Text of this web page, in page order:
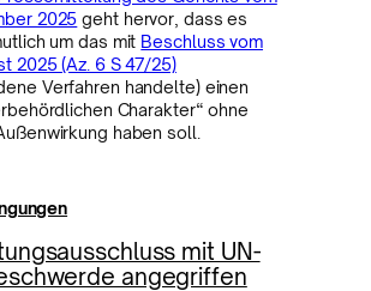
2025 geht hervor, dass es
um das mit Beschluss vom
2025 (Az. 6 S 47/25)
Verfahren handelte) einen
Charakter“ ohne
haben soll.
mit UN-
angegriffen